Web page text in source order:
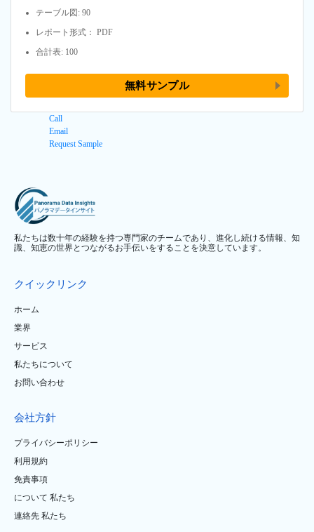
テーブル図: 90
レポート形式： PDF
合計表: 100
無料サンプル
Call
Email
Request Sample
私たちは数十年の経験を持つ専門家のチームであり、進化し続ける情報、知
識、知恵の世界とつながるお手伝いをすることを決意しています。
クイックリンク
ホーム
業界
サービス
私たちについて
お問い合わせ
会社方針
プライバシーポリシー
利用規約
免責事項
について 私たち
連絡先 私たち